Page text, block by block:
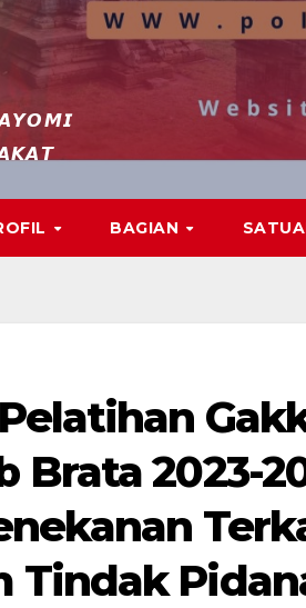
BAGIAN
Brata 2023-
Tindak